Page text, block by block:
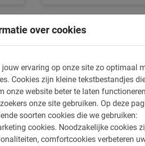
over cookies
jouw ervaring op onze site zo optimaal
Cookies zijn kleine tekstbestandjes
onze website beter te laten
onze site gebruiken. Op deze
soorten cookies die we gebruiken:
cookies. Noodzakelijke cookies
comfortcookies verbeteren
Dit is wat onze klanten
Wenen Fietstour: de
Leuke fietstocht door Wenen.
onder begeleiding
veel stop and go